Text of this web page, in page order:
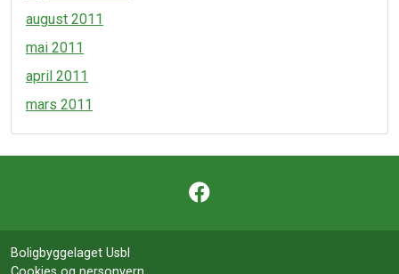
august 2011
mai 2011
april 2011
mars 2011
Boligbyggelaget Usbl